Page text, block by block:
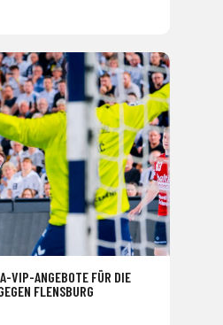
VIP-ANGEBOTE FÜR DIE
FLENSBURG